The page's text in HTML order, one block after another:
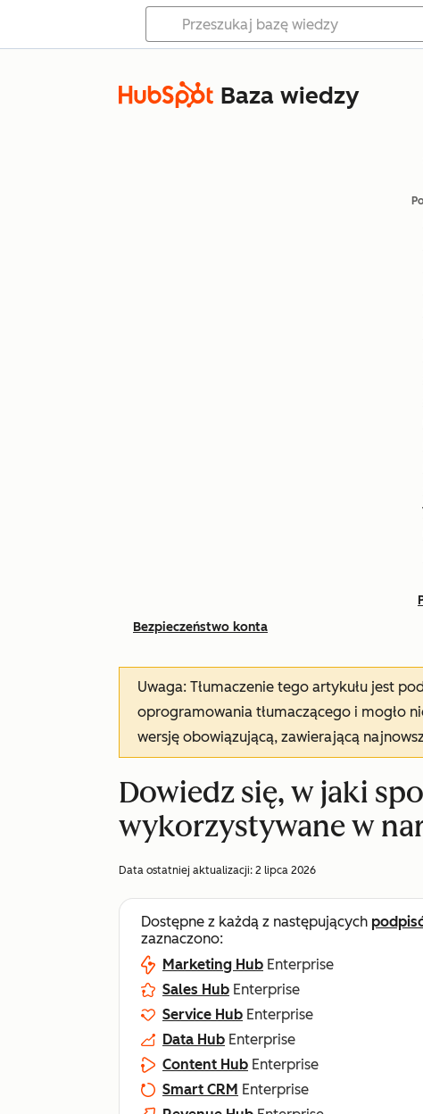
Baza wiedzy
Bezpieczeństwo konta
Uwaga: Tłumaczenie tego artykułu jest
oprogramowania tłumaczącego i mogło
wersję obowiązującą, zawierającą
Dowiedz się, w jaki
wykorzystywane w
Data ostatniej aktualizacji: 2 lipca 2026
Dostępne z każdą z następujących
zaznaczono:
Marketing Hub Enterprise
Sales Hub Enterprise
Service Hub Enterprise
Data Hub Enterprise
Content Hub Enterprise
Smart CRM Enterprise